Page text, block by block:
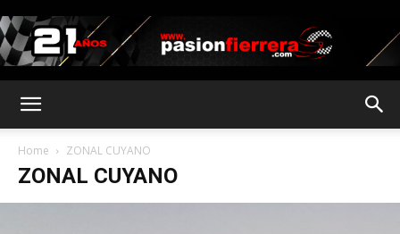
Home ZONAL CUYANO
ZONAL CUYANO